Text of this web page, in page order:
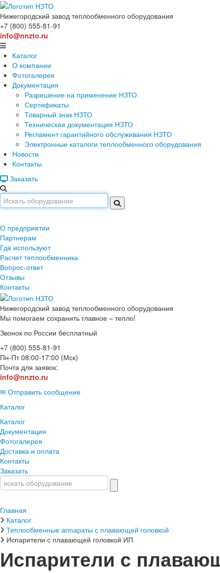
Нижегородский завод теплообменного оборудования
+7 (800) 555-81-91
info@nnzto.ru
Каталог
О компании
Фотогалерея
Документация
Разрешение на применение НЗТО
Сертификаты
Товарный знак НЗТО
Техническая документация НЗТО
Регламент гарантийного обслуживания НЗТО
Электронные каталоги теплообменного оборудования
Новости
Контакты
Заказать
О предприятии
Партнерам
Где используют
Расчет теплообменника
Вопрос-ответ
Отзывы
Контакты
Нижегородский завод теплообменного оборудования
Мы помогаем сохранить главное – тепло!
Звонок по России бесплатный
+7 (800) 555-81-91
Пн-Пт 08:00-17:00 (Мск)
Почта для заявок:
info@nnzto.ru
✉ Отправить сообщение
Каталог
Каталог
Документация
Фотогалерея
Доставка и оплата
Контакты
Заказать
Главная
Каталог
Теплообменные аппараты с плавающей головкой
Испарители с плавающей головкой ИП
Испарители с